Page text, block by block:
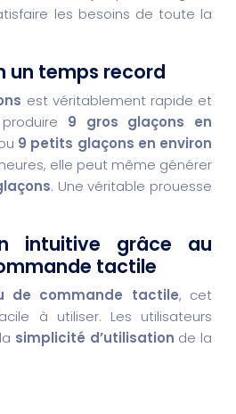
les besoins de toute la
un temps record
est véritablement rapide et
9 gros glaçons en
9 petits glaçons en environ
elle peut même générer
. Une véritable prouesse
intuitive grâce au
tactile
de commande tactile, cet
à utiliser. Les utilisateurs
simplicité d’utilisation de la